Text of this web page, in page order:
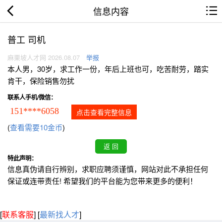
信息内容
普工 司机
麻栗坡人才网 2026.08.07 举报
本人男，30岁，求工作一份，年后上班也可，吃苦耐劳，踏实
肯干，保险销售勿扰
联系人手机/微信：
151****6058 点击查看完整信息
(查看需要10金币)
特此声明：
信息真伪请自行辨别，求职应聘须谨慎，网站对此不承担任何
保证或连带责任! 希望我们的平台能为您带来更多的便利！
[联系客服] [最新找人才]